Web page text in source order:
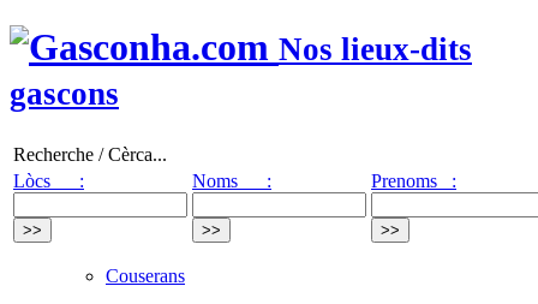
Nos lieux-dits
gascons
Recherche / Cèrca...
Lòcs :
Noms : Prenoms :
Couserans